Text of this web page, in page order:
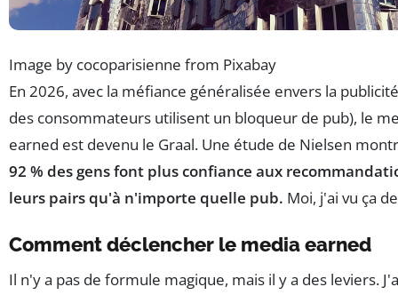
Image by cocoparisienne from Pixabay
En 2026, avec la méfiance généralisée envers la
des consommateurs utilisent un bloqueur de pub), le
earned est devenu le Graal. Une étude de Nielsen
92 % des gens font plus confiance aux
leurs pairs qu'à n'importe quelle pub. Moi, j'ai vu ça
Comment déclencher le media earned
Il n'y a pas de formule magique, mais il y a des leviers.